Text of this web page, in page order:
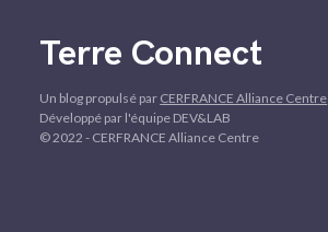
Terre Connect
Un blog propulsé par CERFRANCE Alliance Centre
Développé par l'équipe DEV&LAB
© 2022 - CERFRANCE Alliance Centre